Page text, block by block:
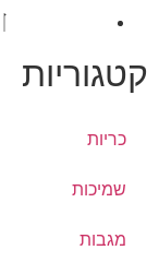
קטגוריות
כריות
שמיכות
מגבות